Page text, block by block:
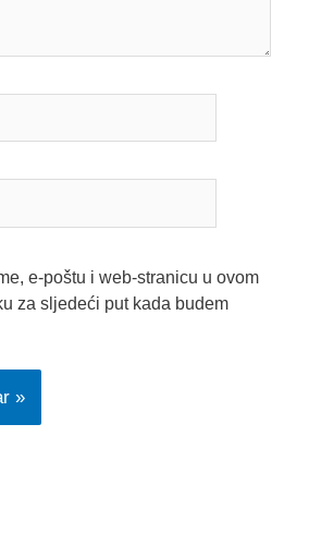
e-poštu i web-stranicu u ovom
za sljedeći put kada budem